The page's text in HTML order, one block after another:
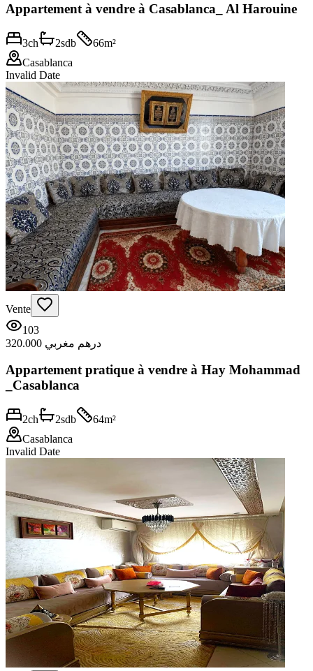
Appartement à vendre à Casablanca_ Al Harouine
3ch 2sdb 66m²
Casablanca
Invalid Date
Vente
103
320.000 درهم مغربي
Appartement pratique à vendre à Hay Mohammad
_Casablanca
2ch 2sdb 64m²
Casablanca
Invalid Date